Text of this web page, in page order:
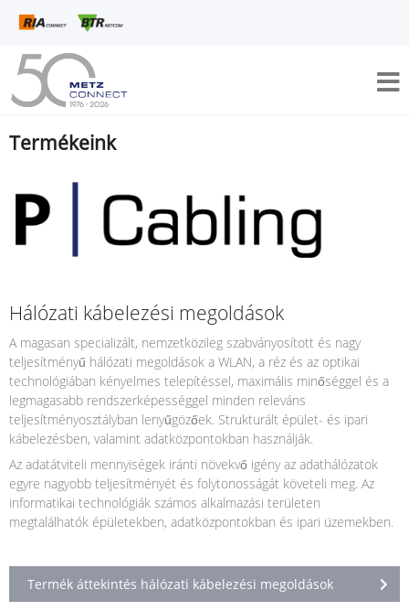
Termékeink
Hálózati kábelezési megoldások
A magasan specializált, nemzetközileg szabványosított és nagy
teljesítményű hálózati megoldások a WLAN, a réz és az optikai
technológiában kényelmes telepítéssel, maximális minőséggel és a
legmagasabb rendszerképességgel minden releváns
teljesítményosztályban lenyűgözőek. Strukturált épület- és ipari
kábelezésben, valamint adatközpontokban használják.
Az adatátviteli mennyiségek iránti növekvő igény az adathálózatok
egyre nagyobb teljesítményét és folytonosságát követeli meg. Az
informatikai technológiák számos alkalmazási területen
megtalálhatók épületekben, adatközpontokban és ipari üzemekben.
Termék áttekintés hálózati kábelezési megoldások